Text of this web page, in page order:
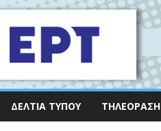
ΔΕΛΤΊΑ ΤΎΠΟΥ ΤΗΛΕΌΡΑΣΗ